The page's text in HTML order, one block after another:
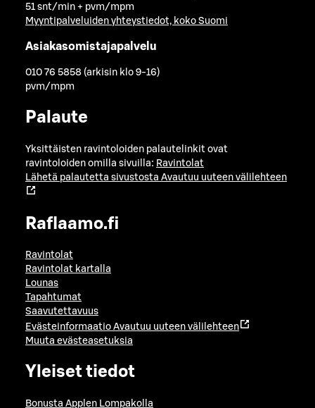
51 snt/min + pvm/mpm
Myyntipalveluiden yhteystiedot, koko Suomi
Asiakasomistajapalvelu
010 76 5858 (arkisin klo 9-16)
pvm/mpm
Palaute
Yksittäisten ravintoloiden palautelinkit ovat
ravintoloiden omilla sivuilla: Ravintolat
Lähetä palautetta sivustosta Avautuu uuteen välilehteen
Raflaamo.fi
Ravintolat
Ravintolat kartalla
Lounas
Tapahtumat
Saavutettavuus
Evästeinformaatio Avautuu uuteen välilehteen
Muuta evästeasetuksia
Yleiset tiedot
Bonusta Applen Lompakolla